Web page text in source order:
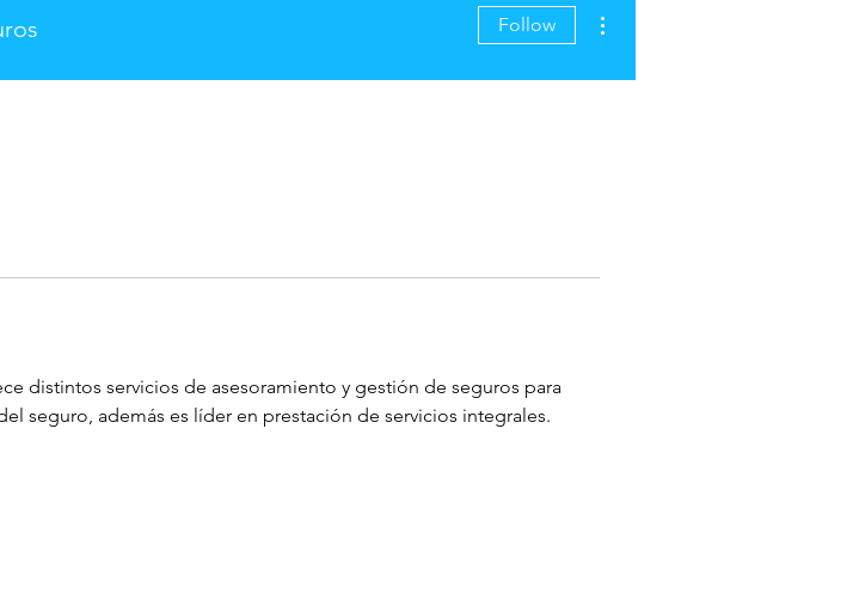
distintos servicios de asesoramiento y gestión de seguros para
seguro, además es líder en prestación de servicios integrales.
Follow